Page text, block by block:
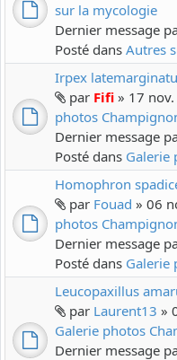
sur la mycologie
Dernier message
Posté dans Autres
Irpex
par Fifi » 17
photos
Dernier message
Posté dans Galerie
Homophron
par Fouad » 06
photos
Dernier message
Posté dans Galerie
Leucopaxillus
par Laurent13 »
Galerie photos
Dernier message